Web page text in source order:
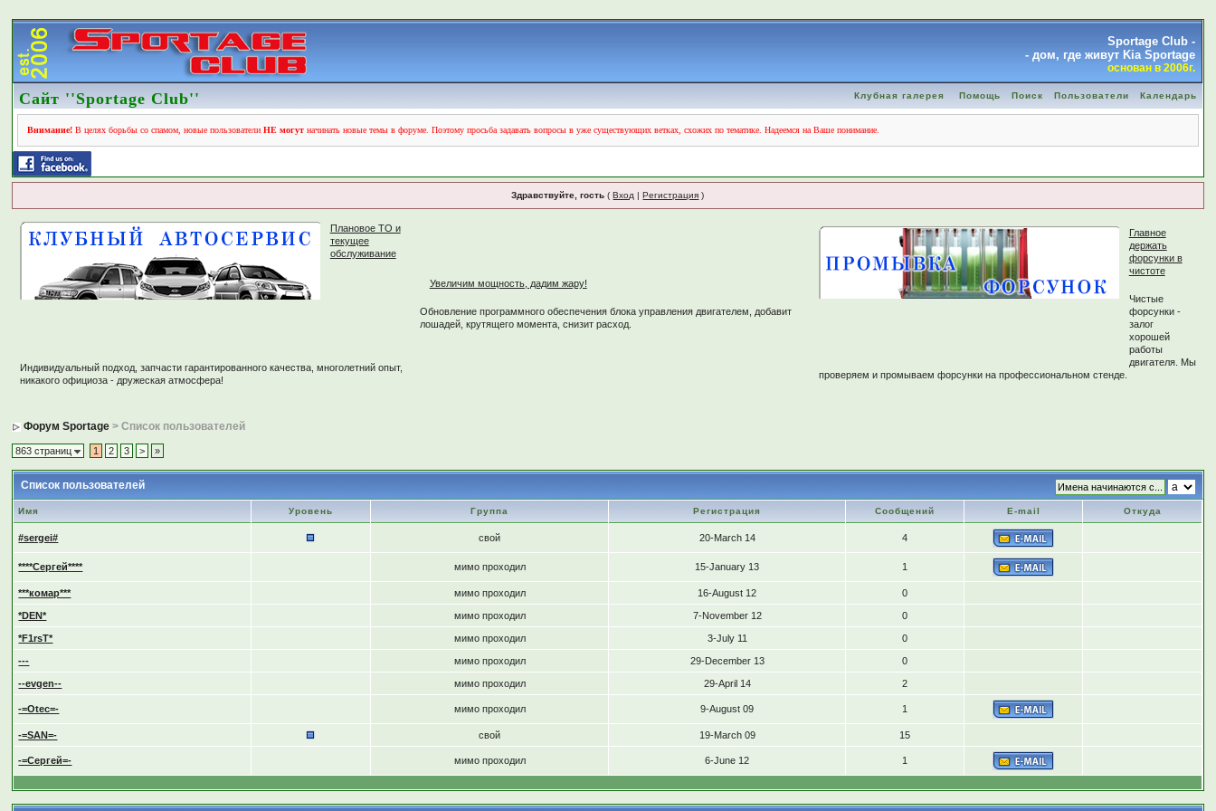
Sportage Club -
- дом, где живут Kia Sportage
основан в 2006г.
Сайт ''Sportage Club'' Клубная галерея Помощь Поиск Пользователи Календарь
Внимание! В целях борьбы со спамом, новые пользователиНЕ могут начинать новые темы в форуме. Поэтому просьба задавать вопросы в уже существующих ветках, схожих по тематике. Надеемся на Ваше понимание.
Здравствуйте, гость (Вход |Регистрация )
Плановое ТО и
текущее
обслуживание
Индивидуальный подход, запчасти гарантированного качества, многолетний опыт,
никакого официоза - дружеская атмосфера!
Увеличим мощность, дадим жару!
Обновление программного обеспечения блока управления двигателем, добавит
лошадей, крутящего момента, снизит расход.
Главное
держать
форсунки в
чистоте
Чистые
форсунки -
залог
хорошей
работы
двигателя. Мы
проверяем и промываем форсунки на профессиональном стенде.
Форум Sportage > Список пользователей
863 страниц 1 2 3 > »
Список пользователей
Имя Уровень Группа Регистрация Сообщений E-mail Откуда
#sergei# свой 20-March 14 4
****Сергей**** мимо проходил 15-January 13 1
***комар*** мимо проходил 16-August 12 0
*DEN* мимо проходил 7-November 12 0
*F1rsT* мимо проходил 3-July 11 0
--- мимо проходил 29-December 13 0
--evgen-- мимо проходил 29-April 14 2
-=Otec=- мимо проходил 9-August 09 1
-=SAN=- свой 19-March 09 15
-=Сергей=- мимо проходил 6-June 12 1